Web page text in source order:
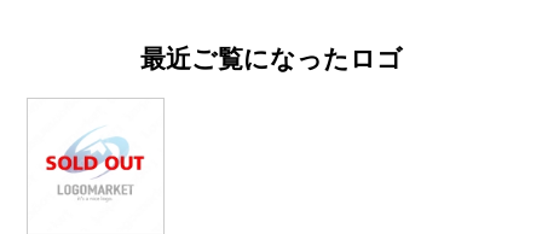
最近ご覧になったロゴ